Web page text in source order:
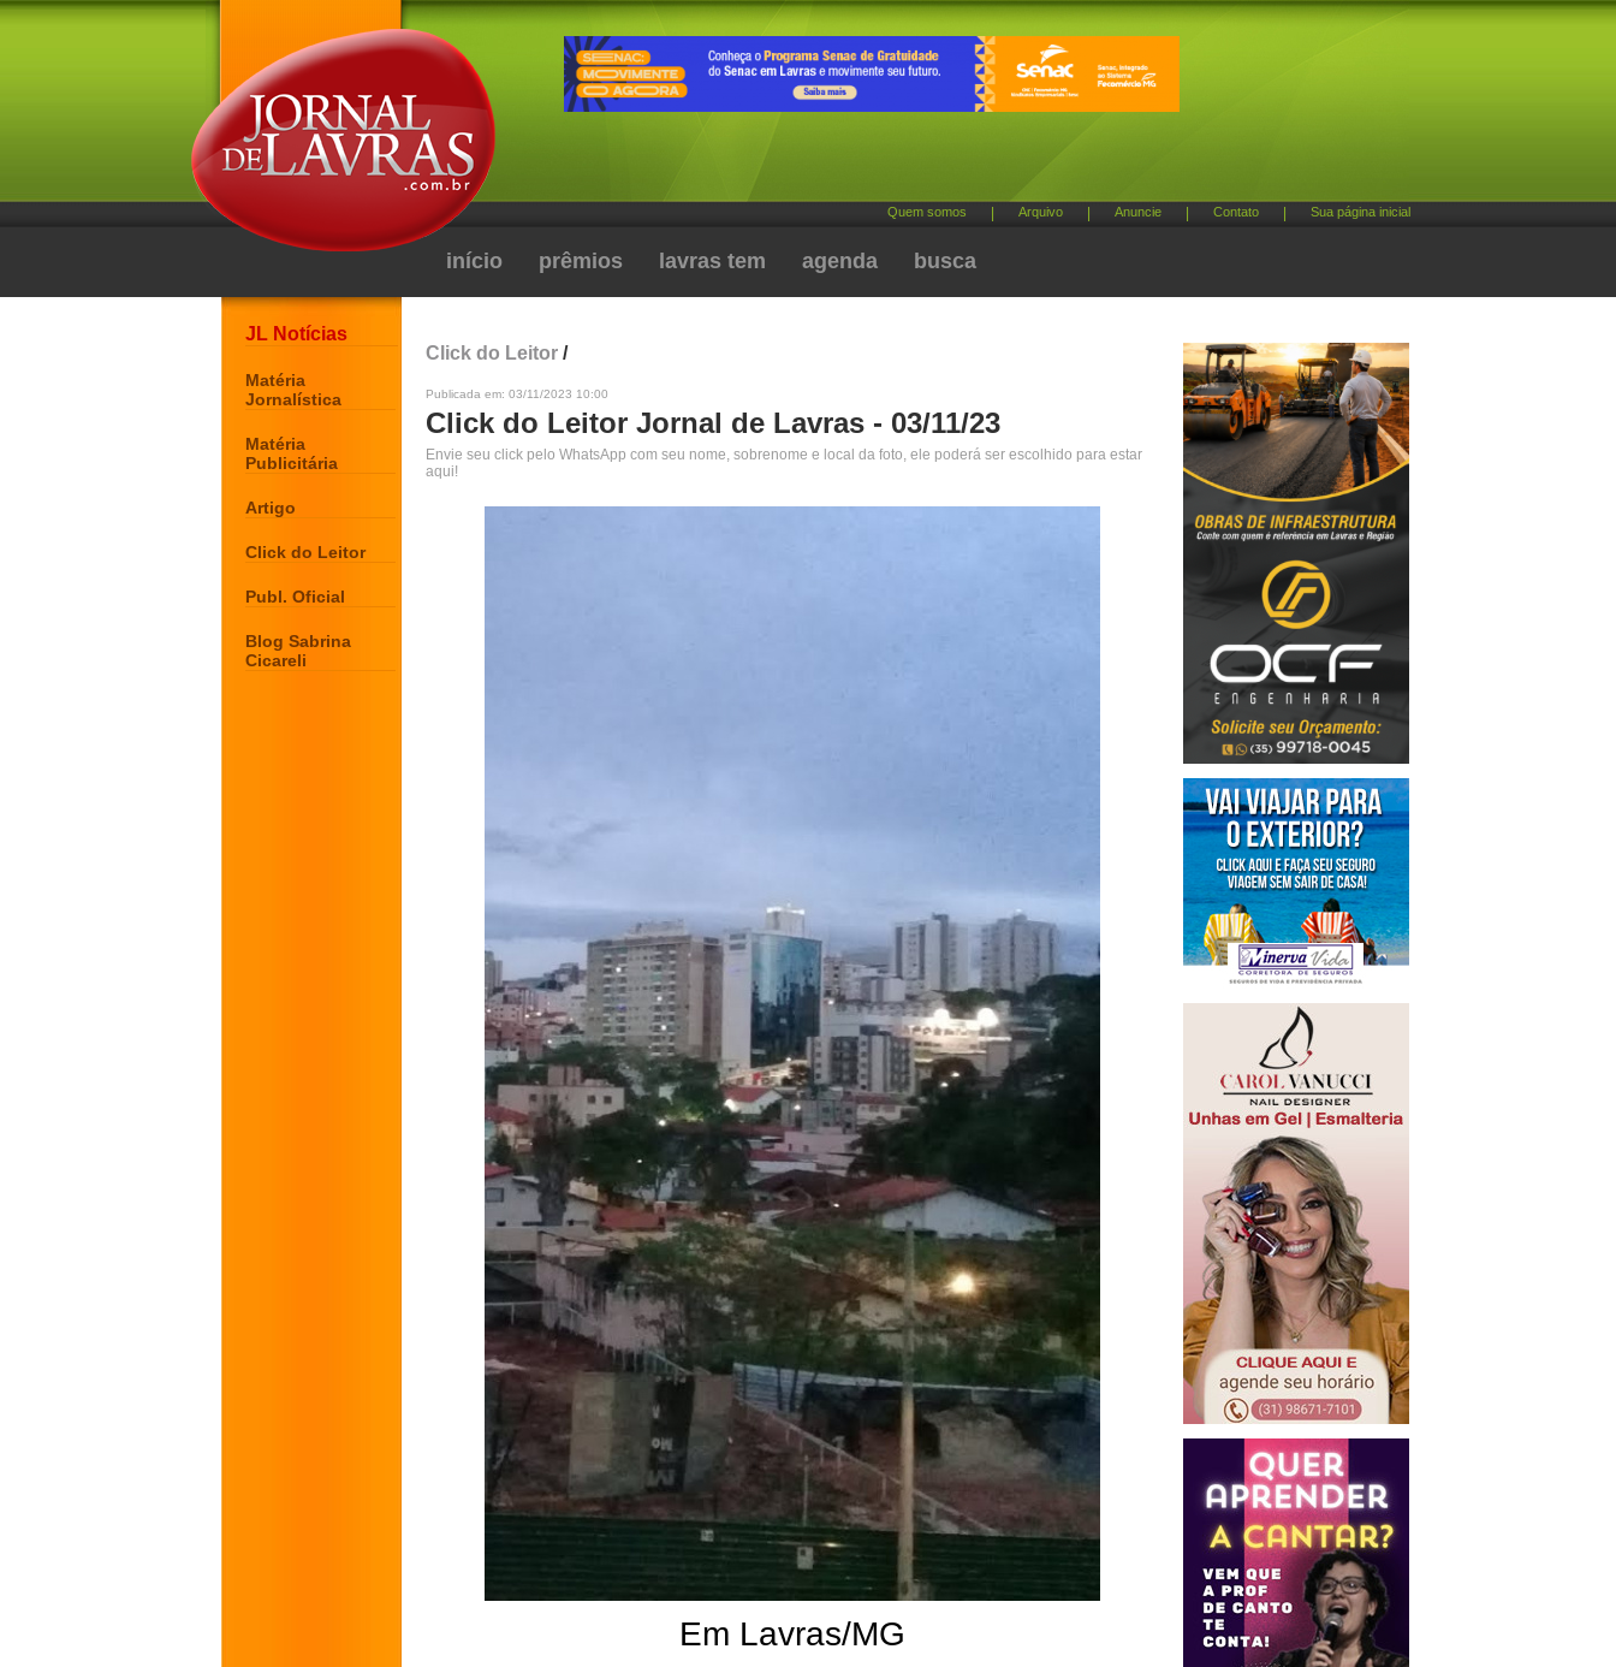
Quem somos Arquivo Anuncie Contato Sua página inicial
início prêmios lavras tem agenda busca
JL Notícias
Matéria
Jornalística
Matéria
Publicitária
Artigo
Click do Leitor
Publ. Oficial
Blog Sabrina
Cicareli
Click do Leitor /
Publicada em: 03/11/2023 10:00
Click do Leitor Jornal de Lavras - 03/11/23
Envie seu click pelo WhatsApp com seu nome, sobrenome e local da foto, ele poderá ser escolhido para estar
aqui!
Em Lavras/MG